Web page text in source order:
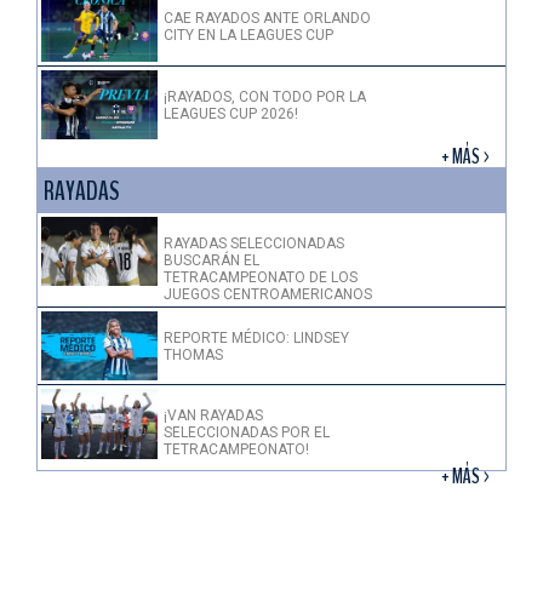
CAE RAYADOS ANTE ORLANDO
CITY EN LA LEAGUES CUP
¡RAYADOS, CON TODO POR LA
LEAGUES CUP 2026!
+ MÁS >
RAYADAS
RAYADAS SELECCIONADAS
BUSCARÁN EL
TETRACAMPEONATO DE LOS
JUEGOS CENTROAMERICANOS
REPORTE MÉDICO: LINDSEY
THOMAS
¡VAN RAYADAS
SELECCIONADAS POR EL
TETRACAMPEONATO!
+ MÁS >